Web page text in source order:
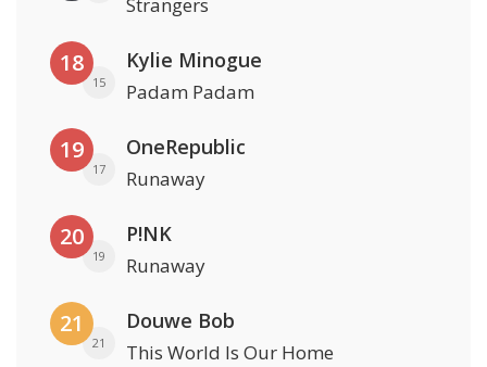
Strangers
18
15
Kylie Minogue
Padam Padam
19
17
OneRepublic
Runaway
20
19
P!NK
Runaway
21
21
Douwe Bob
This World Is Our Home